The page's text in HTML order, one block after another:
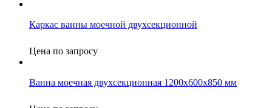
Каркас ванны моечной двухсекционной
Цена по запросу
Ванна моечная двухсекционная 1200х600х850 мм